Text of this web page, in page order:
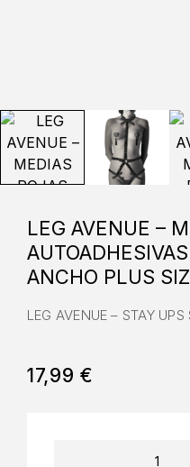
LEG AVENUE –
ANCHO PLUS
LEG AVENUE – STAY
17,99 €